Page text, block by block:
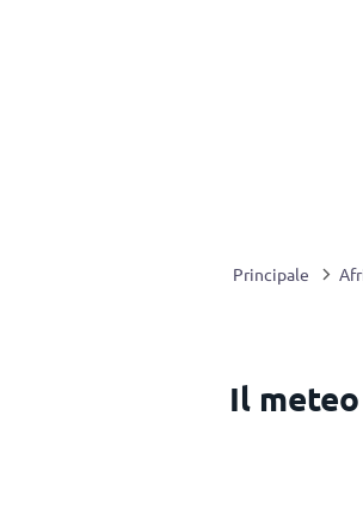
Principale
Il